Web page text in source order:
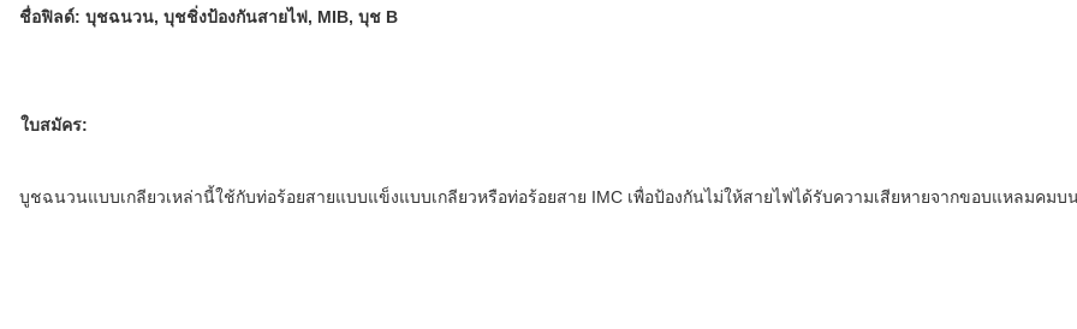
ชื่อฟิลด์:บุชฉนวน, บุชชิ่งป้องกันสายไฟ, MIB, บุช B
ใบสมัคร:
บูชฉนวนแบบเกลียวเหล่านี้ใช้กับท่อร้อยสายแบบแข็งแบบเกลียวหรือท่อร้อยสาย IMC เพื่อป้องกันไม่ให้สายไฟได้รับความเสียหายจากขอบแหลมคมบ